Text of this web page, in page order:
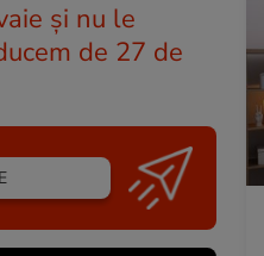
și nu le
de 27 de